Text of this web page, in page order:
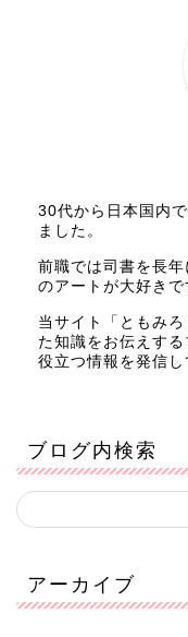
30代から日本国内
ました。
前職では司書を長
のアートが大好きで
当サイト「ともみ
た知識をお伝えす
役立つ情報を発信し
ブログ内検索
アーカイブ